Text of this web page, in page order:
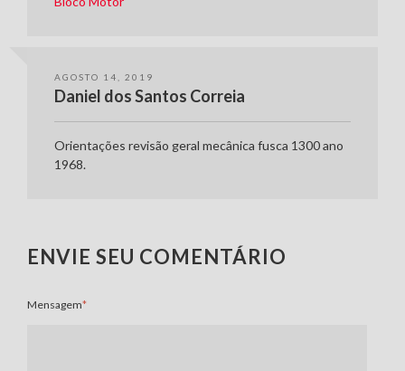
AGOSTO 14, 2019
Daniel dos Santos Correia
Orientações revisão geral mecânica fusca 1300 ano
1968.
ENVIE SEU COMENTÁRIO
Mensagem*